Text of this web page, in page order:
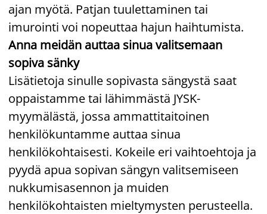
ajan myötä. Patjan tuulettaminen tai
imurointi voi nopeuttaa hajun haihtumista.
Anna meidän auttaa sinua valitsemaan
sopiva sänky
Lisätietoja sinulle sopivasta sängystä saat
oppaistamme tai lähimmästä JYSK-
myymälästä, jossa ammattitaitoinen
henkilökuntamme auttaa sinua
henkilökohtaisesti. Kokeile eri vaihtoehtoja ja
pyydä apua sopivan sängyn valitsemiseen
nukkumisasennon ja muiden
henkilökohtaisten mieltymysten perusteella.